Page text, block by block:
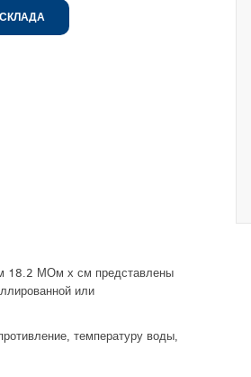
18.2 МОм х см представлены
или
температуру воды,